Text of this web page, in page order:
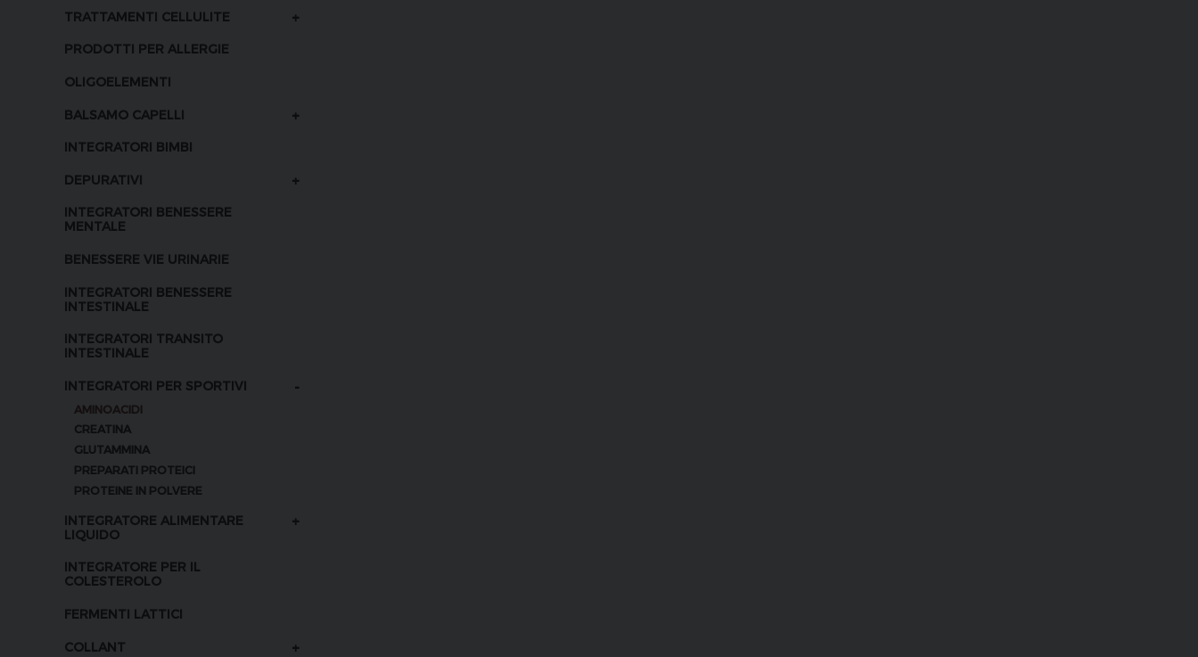
TRATTAMENTI CELLULITE +
PRODOTTI PER ALLERGIE
OLIGOELEMENTI
BALSAMO CAPELLI +
INTEGRATORI BIMBI
DEPURATIVI +
INTEGRATORI BENESSERE
MENTALE
BENESSERE VIE URINARIE
INTEGRATORI BENESSERE
INTESTINALE
INTEGRATORI TRANSITO
INTESTINALE
INTEGRATORI PER SPORTIVI -
AMINOACIDI
CREATINA
GLUTAMMINA
PREPARATI PROTEICI
PROTEINE IN POLVERE
INTEGRATORE ALIMENTARE
LIQUIDO
+
INTEGRATORE PER IL
COLESTEROLO
FERMENTI LATTICI
COLLANT +